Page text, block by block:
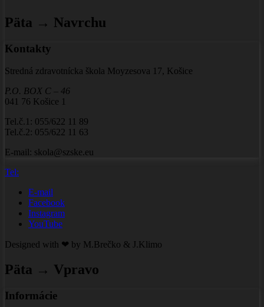
Päta → Navrchu
Kontakty
Stredná zdravotnícka škola Moyzesova 17, Košice
P.O. BOX C – 46
041 76 Košice 1
Tel.č.1: 055/622 11 89
Tel.č.2: 055/622 11 63
E-mail: skola@szske.eu
Tel:
E-mail
Facebook
Instagram
YouTube
Designed with ❤ by M.Brečko & J.Klimo
Päta → Vpravo
Informácie